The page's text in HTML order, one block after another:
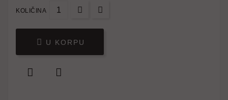
KOLIČINA
 U KORPU
 